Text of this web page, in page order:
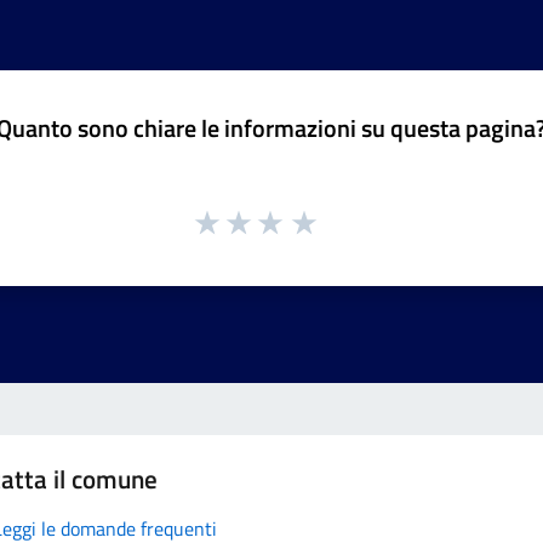
sono chiare le informazioni su questa
il comune
le domande frequenti